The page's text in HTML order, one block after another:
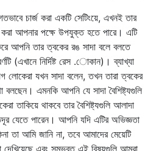
চার্জ করা একটি সেটিংয়ে, এখনই তার
করা আপনার পক্ষে উপযুক্ত হতে পারে। এটি
আপনি তার ত্বকের রঙ সাদা বলে বলতে
(এখানে নির্দিষ্ট রেস .োকান)। ব্যাখ্যা
লোকেরা যখন সাদা বলেন, তখন তারা ত্বকের
বলছেন। এমনকি আপনি যে সাদা বৈশিষ্ট্যগুলি
তাকিয়ে থাকবে তার বৈশিষ্ট্যগুলি আলাদা
যেতে পারেন। আপনি যদি এটির অভিজ্ঞতা
তা আমি জানি না, তবে আমাদের মেয়েটি
এবং সম্ভবত এই বিষয়গুলি আমরা